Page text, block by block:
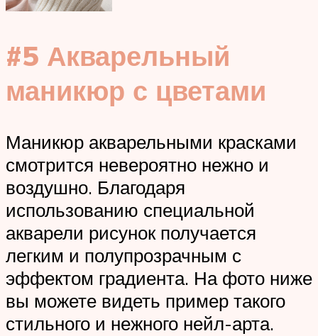
#5 Акварельный
маникюр с цветами
Маникюр акварельными красками
смотрится невероятно нежно и
воздушно. Благодаря
использованию специальной
акварели рисунок получается
легким и полупрозрачным с
эффектом градиента. На фото ниже
вы можете видеть пример такого
стильного и нежного нейл-арта.